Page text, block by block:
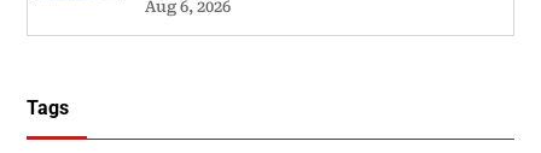
Aug 6, 2026
Tags